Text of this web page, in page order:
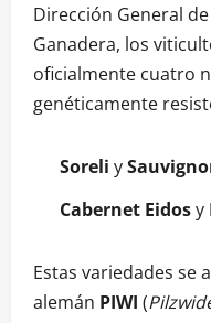
Dirección General
Ganadera, los
oficialmente cuatro
genéticamente
Soreli y
Cabernet Eidosy
Estas variedades se
alemán PIWI (